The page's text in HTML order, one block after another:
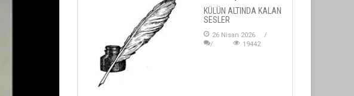
KÜLÜN ALTINDA KALAN
SESLER
26 Nisan 2026
19442